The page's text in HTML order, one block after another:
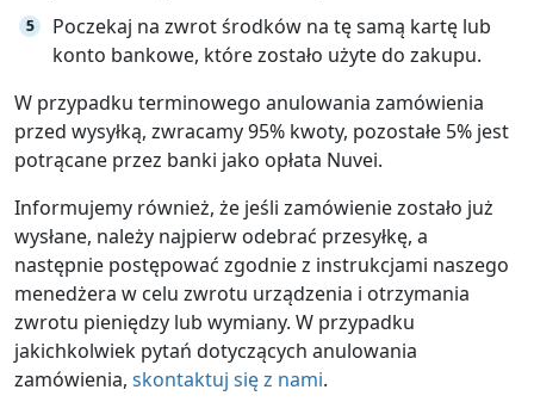
Poczekaj na zwrot środków na tę samą kartę lub
konto bankowe, które zostało użyte do zakupu.
W przypadku terminowego anulowania zamówienia
przed wysyłką, zwracamy 95% kwoty, pozostałe 5% jest
potrącane przez banki jako opłata Nuvei.
Informujemy również, że jeśli zamówienie zostało już
wysłane, należy najpierw odebrać przesyłkę, a
następnie postępować zgodnie z instrukcjami naszego
menedżera w celu zwrotu urządzenia i otrzymania
zwrotu pieniędzy lub wymiany. W przypadku
jakichkolwiek pytań dotyczących anulowania
zamówienia, skontaktuj się z nami.